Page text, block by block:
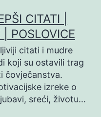
CITATI |
| POSLOVICE
citati i mudre
koji su ostavili trag
čovječanstva.
izreke o
sreći, životu…